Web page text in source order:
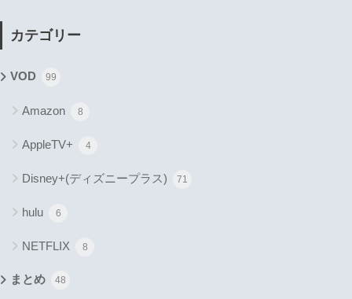
カテゴリー
VOD 99
Amazon 8
AppleTV+ 4
Disney+(ディズニープラス) 71
hulu 6
NETFLIX 8
まとめ 48